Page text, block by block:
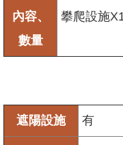
內容、
數量
攀爬設施
遮陽設施 有